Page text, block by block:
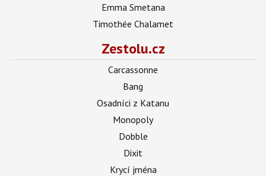
Emma Smetana
Timothée Chalamet
Zestolu.cz
Carcassonne
Bang
Osadníci z Katanu
Monopoly
Dobble
Dixit
Krycí jména